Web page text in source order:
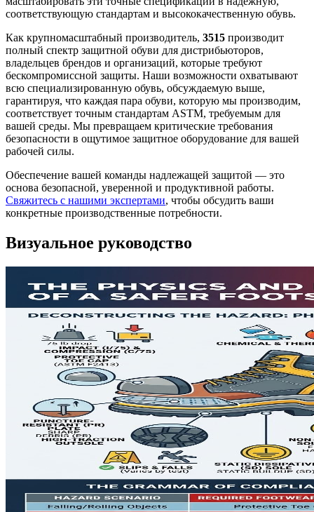
соответствующую стандартам и высококачественную обувь.
Как крупномасштабный производитель, 3515 производит
полный спектр защитной обуви для дистрибьюторов,
владельцев брендов и организаций, которые требуют
бескомпромиссной защиты. Наши возможности охватывают
всю специализированную обувь, обсуждаемую выше,
гарантируя, что каждая пара обуви, которую мы производим,
соответствует точным стандартам ASTM, требуемым для
вашей среды. Мы превращаем критические требования
безопасности в ощутимое защитное оборудование для вашей
рабочей силы.
Обеспечение вашей команды надлежащей защитой — это
основа безопасной, уверенной и продуктивной работы.
Свяжитесь с нашими экспертами, чтобы обсудить ваши
конкретные производственные потребности.
Визуальное руководство